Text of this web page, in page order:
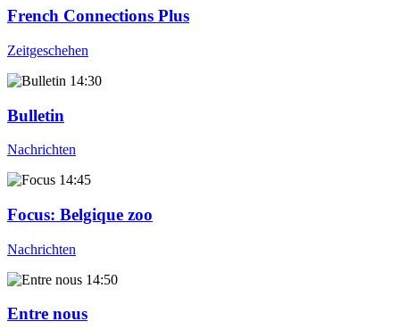
French Connections Plus
Zeitgeschehen
14:30
Bulletin
Nachrichten
14:45
Focus: Belgique zoo
Nachrichten
14:50
Entre nous